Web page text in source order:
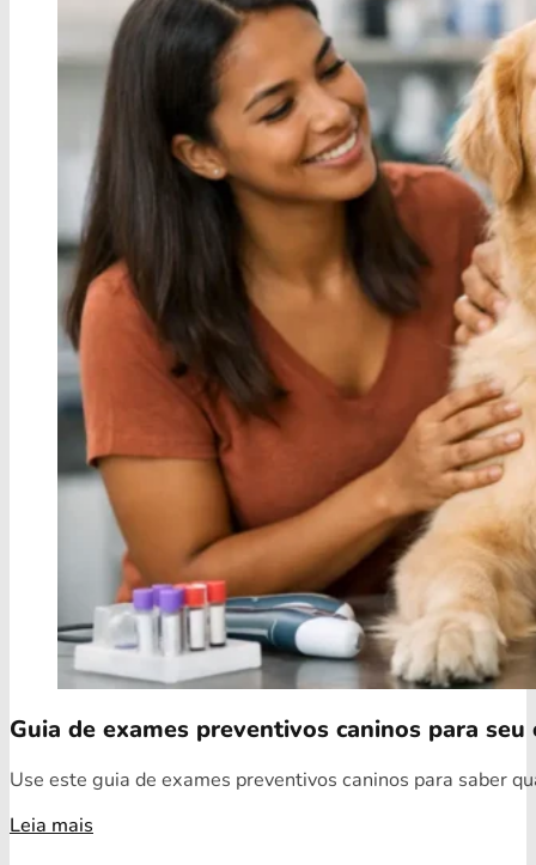
Guia de exames preventivos caninos para seu
Use este guia de exames preventivos caninos para saber
Leia mais